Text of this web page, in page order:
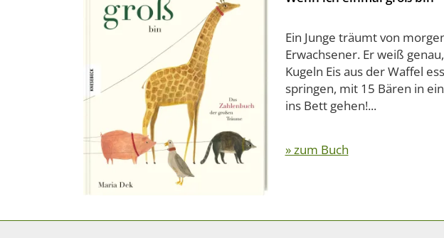
Ein Junge träumt von
Erwachsener. Er weiß
Kugeln Eis aus der Waffel
springen, mit 15 Bären in
ins Bett gehen!...
» zum Buch